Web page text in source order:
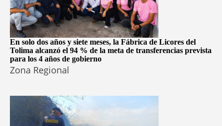
En solo dos años y siete meses, la Fábrica de Licores del
Tolima alcanzó el 94 % de la meta de transferencias prevista
para los 4 años de gobierno
Zona Regional